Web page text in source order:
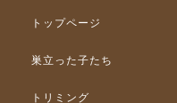
トップページ
巣立った子たち
トリミング